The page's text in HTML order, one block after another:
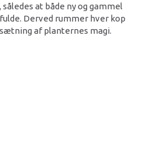
at både ny og gammel
Derved rummer hver kop
af planternes magi.